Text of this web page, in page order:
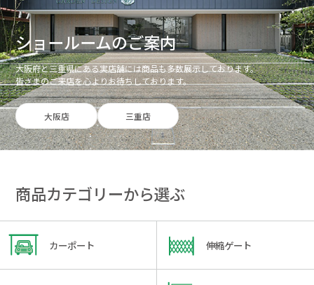
ショールームのご案内
大阪府と三重県にある実店舗には商品も多数展示しております。
皆さまのご来店を心よりお待ちしております。
大阪店 三重店
商品カテゴリーから選ぶ
カーポート 伸縮ゲート